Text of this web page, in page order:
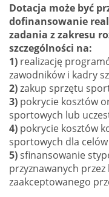
Dotacja może być
dofinansowanie
zadania z zakresu
szczególności na:
1) realizację
zawodników i kadry
2)zakup sprzętu
3) pokrycie kosztów
sportowych lub
4) pokrycie kosztów
sportowych dla
5)sfinansowanie
przyznawanych
zaakceptowanego